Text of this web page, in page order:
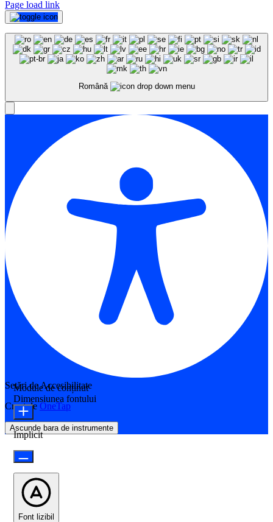
Page load link
Română
Setări de Accesibilitate
Creat de OneTap
Ascunde bara de instrumente
Module de conținut
Dimensiunea fontului
Implicit
Font lizibil